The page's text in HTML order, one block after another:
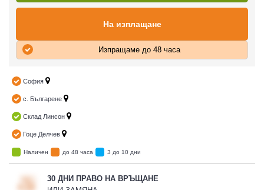
ЕКИПИРОВКА
На изплащане
Изпращаме до 48 часа
София
с. Българене
Склад Линсон
Гоце Делчев
Наличен до 48 часа 3 до 10 дни
30 ДНИ ПРАВО НА ВРЪЩАНЕ